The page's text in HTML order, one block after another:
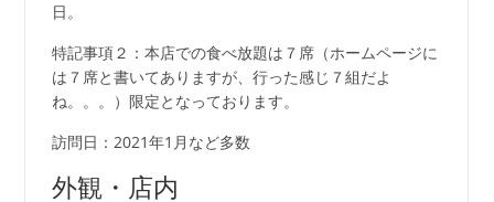
日。
特記事項２：本店での食べ放題は７席（ホームページに
は７席と書いてありますが、行った感じ７組だよ
ね。。。）限定となっております。
訪問日：2021年1月など多数
外観・店内